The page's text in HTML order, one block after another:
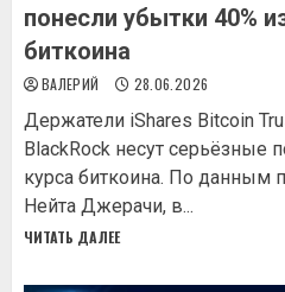
понесли убытки 40%
биткоина
ВАЛЕРИЙ 28.06.2026
Держатели iShares Bitcoin
BlackRock несут серьёзные
курса биткоина. По данным
Нейта Джерачи, в...
ЧИТАТЬ ДАЛЕЕ